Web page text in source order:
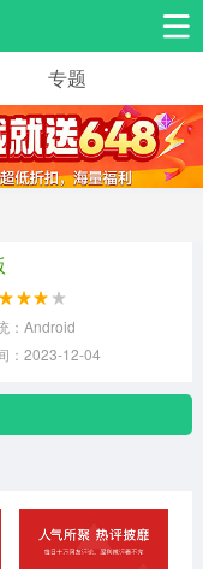
手游工具
益智休闲
专题
：Android
：2023-12-04